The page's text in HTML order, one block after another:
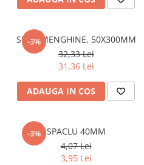
-3%
SET 2 MENGHINE, 50X300MM
32,33 Lei
31,36 Lei
ADAUGA IN COS
-3% SPACLU 40MM
4,07 Lei
3,95 Lei